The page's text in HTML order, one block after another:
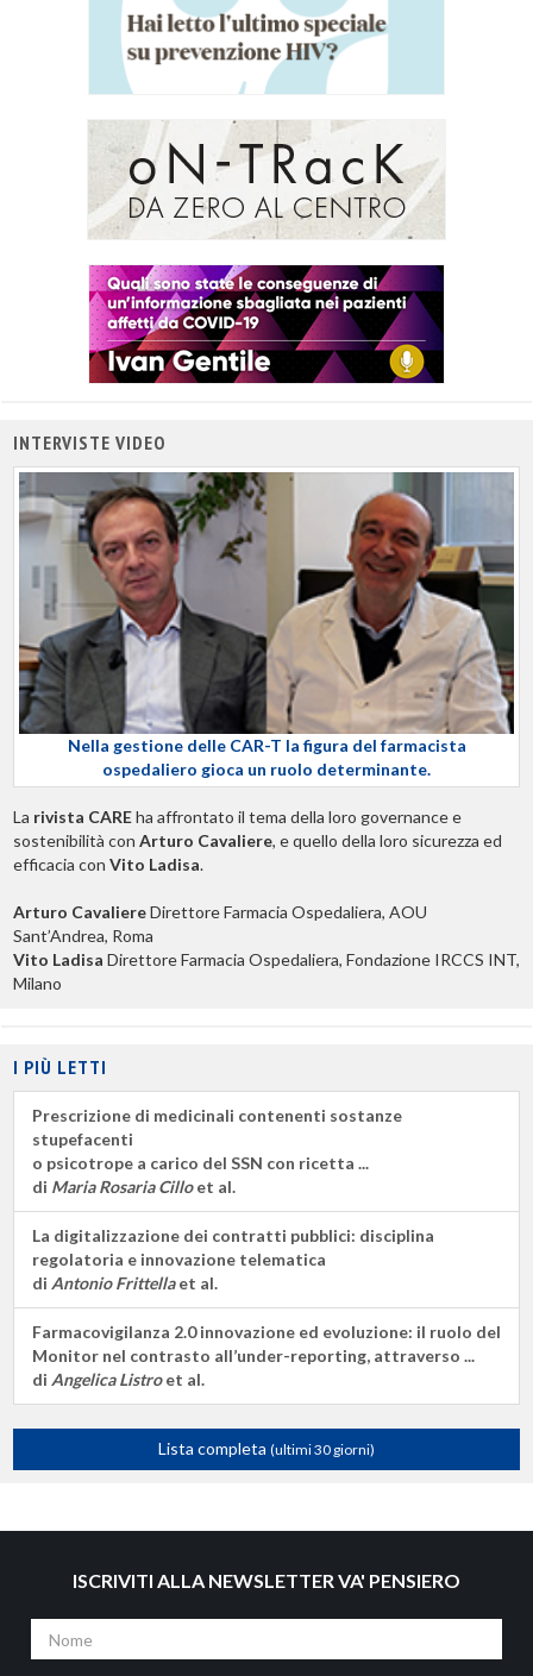
INTERVISTE VIDEO
Nella gestione delle CAR-T la figura del farmacista
ospedaliero gioca un ruolo determinante.
La rivista CAREha affrontato il tema della loro governance e
sostenibilità con Arturo Cavaliere, e quello della loro sicurezza ed
efficacia con Vito Ladisa.
Arturo CavaliereDirettore Farmacia Ospedaliera, AOU
Sant’Andrea, Roma
Vito Ladisa Direttore Farmacia Ospedaliera, Fondazione IRCCS INT,
Milano
I PIÙ LETTI
Prescrizione di medicinali contenenti sostanze
stupefacenti
o psicotrope a carico del SSN con ricetta ...
di Maria Rosaria Cilloet al.
La digitalizzazione dei contratti pubblici: disciplina
regolatoria e innovazione telematica
di Antonio Frittellaet al.
Farmacovigilanza 2.0 innovazione ed evoluzione: il ruolo del
Monitor nel contrasto all’under-reporting, attraverso ...
di Angelica Listroet al.
Lista completa (ultimi 30 giorni)
ISCRIVITI ALLA NEWSLETTER VA' PENSIERO
Nome